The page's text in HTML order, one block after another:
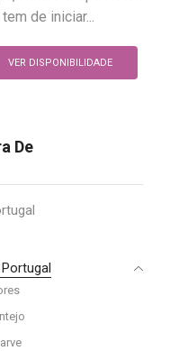
de iniciar...
VER DISPONIBILIDADE
De